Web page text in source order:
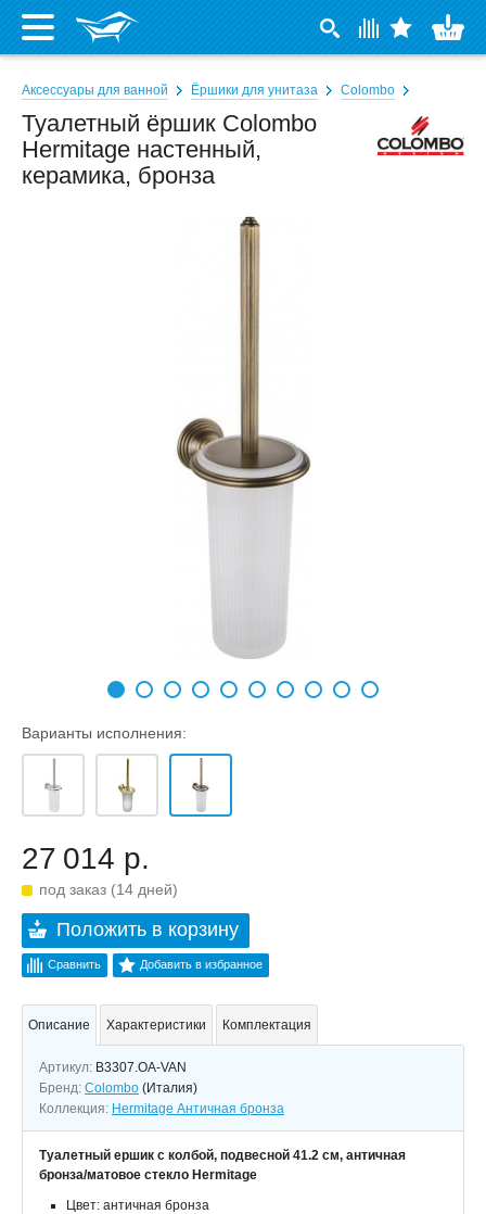
Аксессуары для ванной Ёршики для унитаза Colombo
Туалетный ёршик Colombo
Hermitage настенный,
керамика, бронза
Варианты исполнения:
27 014 р.
под заказ (14 дней)
Положить в корзину
Сравнить Добавить в избранное
Описание Характеристики Комплектация
Артикул: B3307.OA-VAN
Бренд: Colombo (Италия)
Коллекция: Hermitage Античная бронза
Туалетный ершик с колбой, подвесной 41.2 см, античная
бронза/матовое стекло Hermitage
Цвет: античная бронза